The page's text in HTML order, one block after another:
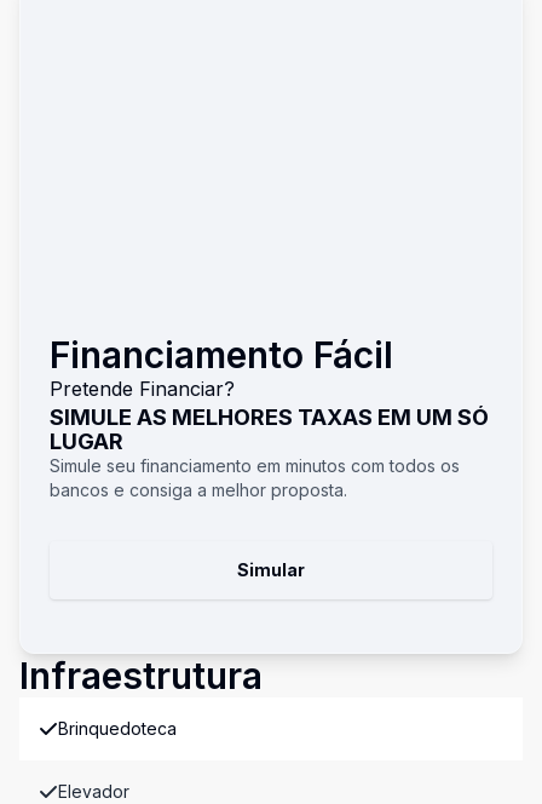
Financiamento Fácil
Pretende Financiar?
SIMULE AS MELHORES TAXAS EM UM SÓ
LUGAR
Simule seu financiamento em minutos com todos os
bancos e consiga a melhor proposta.
Simular
Infraestrutura
Brinquedoteca
Elevador